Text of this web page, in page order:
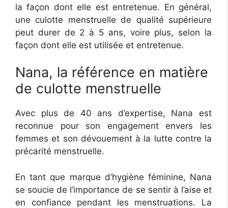
la façon dont elle est entretenue. En général,
une culotte menstruelle de qualité supérieure
peut durer de 2 à 5 ans, voire plus, selon la
façon dont elle est utilisée et entretenue.
Nana, la référence en matière
de culotte menstruelle
Avec plus de 40 ans d’expertise, Nana est
reconnue pour son engagement envers les
femmes et son dévouement à la lutte contre la
précarité menstruelle.
En tant que marque d’hygiène féminine, Nana
se soucie de l’importance de se sentir à l’aise et
en confiance pendant les menstruations. La